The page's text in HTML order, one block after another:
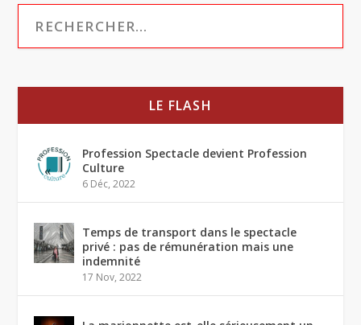
LE FLASH
Profession Spectacle devient Profession
Culture
6 Déc, 2022
Temps de transport dans le spectacle
privé : pas de rémunération mais une
indemnité
17 Nov, 2022